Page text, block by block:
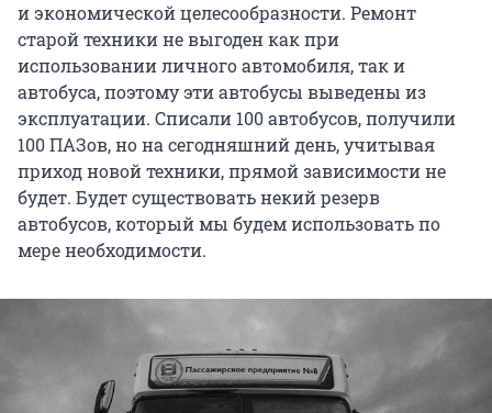
и экономической целесообразности. Ремонт
старой техники не выгоден как при
использовании личного автомобиля, так и
автобуса, поэтому эти автобусы выведены из
эксплуатации. Списали 100 автобусов, получили
100 ПАЗов, но на сегодняшний день, учитывая
приход новой техники, прямой зависимости не
будет. Будет существовать некий резерв
автобусов, который мы будем использовать по
мере необходимости.